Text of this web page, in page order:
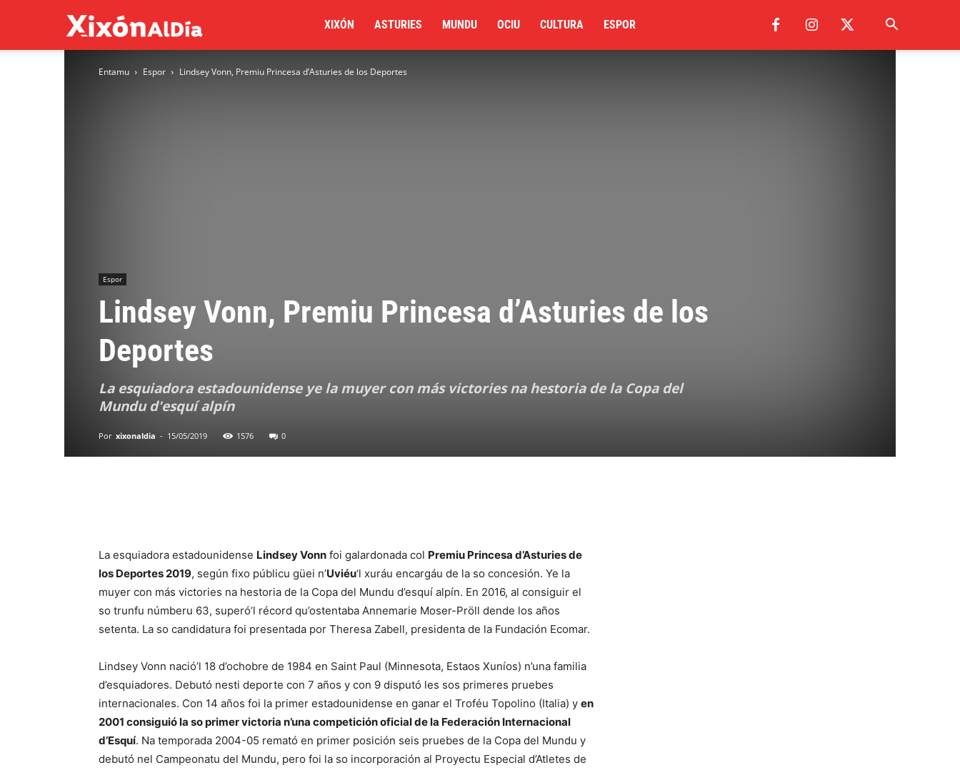
al
XIXÓN ASTURIES MUNDU OCIU CULTURA ESPOR
Entamu Espor Lindsey Vonn, Premiu Princesa d’Asturies de los Deportes
Espor
Lindsey Vonn, Premiu Princesa d’Asturies de los
Deportes
La esquiadora estadounidense ye la muyer con más victories na hestoria de la Copa del
Mundu d'esquí alpín
Por xixonaldia - 15/05/2019 1576 0
La esquiadora estadounidense Lindsey Vonn foi galardonada col Premiu Princesa d’Asturies de
los Deportes 2019, según fixo públicu güei n’Uviéu‘l xuráu encargáu de la so concesión. Ye la
muyer con más victories na hestoria de la Copa del Mundu d’esquí alpín. En 2016, al consiguir el
so trunfu númberu 63, superó’l récord qu’ostentaba Annemarie Moser-Pröll dende los años
setenta. La so candidatura foi presentada por Theresa Zabell, presidenta de la Fundación Ecomar.
Lindsey Vonn nació’l 18 d’ochobre de 1984 en Saint Paul (Minnesota, Estaos Xuníos) n’una familia
d’esquiadores. Debutó nesti deporte con 7 años y con 9 disputó les sos primeres pruebes
internacionales. Con 14 años foi la primer estadounidense en ganar el Troféu Topolino (Italia) y en
2001 consiguió la so primer victoria n’una competición oficial de la Federación Internacional
d’Esquí. Na temporada 2004-05 remató en primer posición seis pruebes de la Copa del Mundu y
debutó nel Campeonatu del Mundu, pero foi la so incorporación al Proyectu Especial d’Atletes de